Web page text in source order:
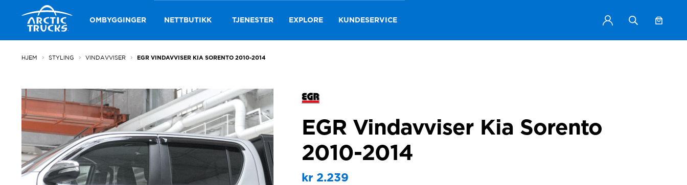
Hopp
til
navigasjon
Hopp
til
innhold
OMBYGGINGER NETTBUTIKK TJENESTER EXPLORE KUNDESERVICE
HJEM STYLING VINDAVVISER EGR VINDAVVISER KIA SORENTO 2010-2014
EGR Vindavviser Kia Sorento
2010-2014
kr2.239